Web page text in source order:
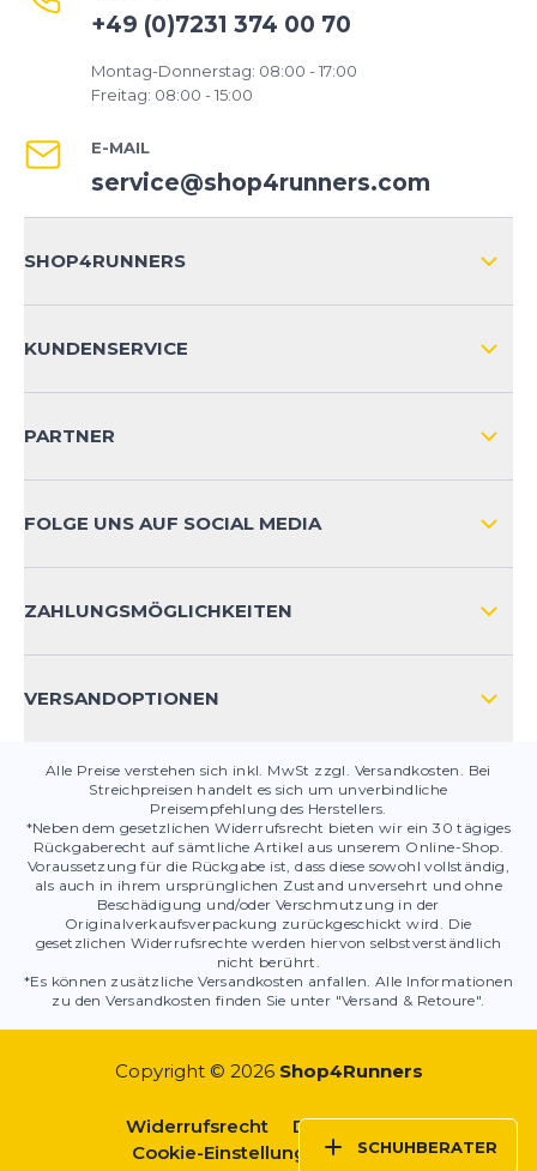
+49 (0)7231 374 00 70
Montag-Donnerstag: 08:00 - 17:00
Freitag: 08:00 - 15:00
E-MAIL
service@shop4runners.com
SHOP4RUNNERS
KUNDENSERVICE
KONTAKT
PRODUKTSICHERHEIT
PARTNER
FOLGE UNS AUF SOCIAL MEDIA
ZAHLUNGSMÖGLICHKEITEN
VERSANDOPTIONEN
Alle Preise verstehen sich inkl. MwSt zzgl. Versandkosten. Bei
Streichpreisen handelt es sich um unverbindliche
Preisempfehlung des Herstellers.
*Neben dem gesetzlichen Widerrufsrecht bieten wir ein 30 tägiges
Rückgaberecht auf sämtliche Artikel aus unserem Online-Shop.
Voraussetzung für die Rückgabe ist, dass diese sowohl vollständig,
als auch in ihrem ursprünglichen Zustand unversehrt und ohne
Beschädigung und/oder Verschmutzung in der
Originalverkaufsverpackung zurückgeschickt wird. Die
gesetzlichen Widerrufsrechte werden hiervon selbstverständlich
nicht berührt.
*Es können zusätzliche Versandkosten anfallen. Alle Informationen
zu den Versandkosten finden Sie unter "Versand & Retoure".
Copyright © 2026 Shop4Runners
Widerrufsrecht
Datenschutz
Cookie-Einstellungen
AGBs
SCHUHBERATER